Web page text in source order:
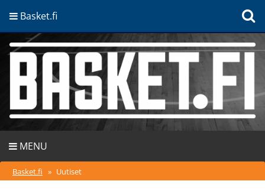
Basket.fi
MENU
Basket.fi » Uutiset